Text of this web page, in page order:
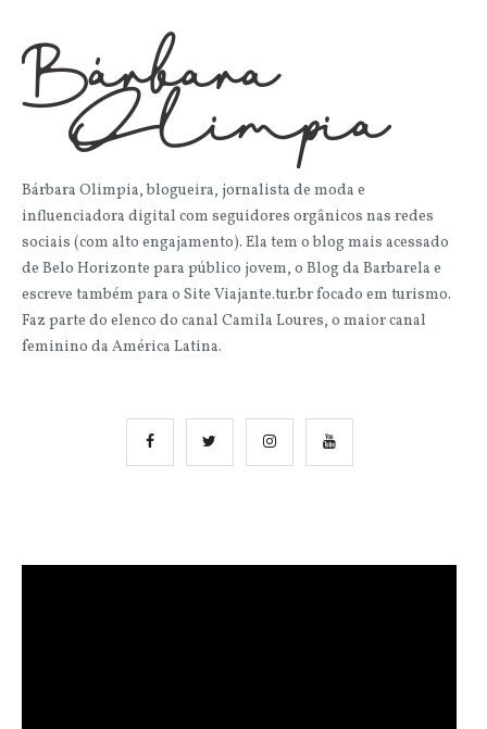
Bárbara Olimpia, blogueira, jornalista de moda e
influenciadora digital com seguidores orgânicos nas redes
sociais (com alto engajamento). Ela tem o blog mais acessado
de Belo Horizonte para público jovem, o Blog da Barbarela e
escreve também para o Site Viajante.tur.br focado em turismo.
Faz parte do elenco do canal Camila Loures, o maior canal
feminino da América Latina.